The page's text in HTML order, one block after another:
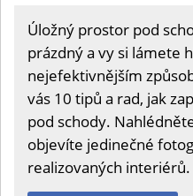
Úložný prostor pod
prázdný a vy si lámete
nejefektivnějším
vás 10 tipů a rad, jak
pod schody.
objevíte jedinečné
realizovaných interiérů.